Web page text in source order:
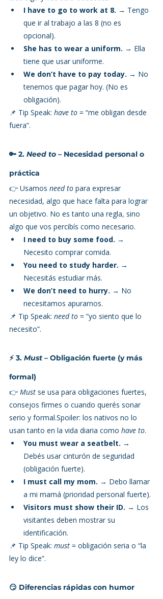
I have to go to work at 8. → Tengo
que ir al trabajo a las 8 (no es
opcional).
She has to wear a uniform. → Ella
tiene que usar uniforme.
We don’t have to pay today. → No
tenemos que pagar hoy. (No es
obligación).
📌 Tip Speak: have to = “me obligan desde
fuera”.
🔑 2. Need to – Necesidad personal o
práctica
👉 Usamos need to para expresar
necesidad, algo que hace falta para lograr
un objetivo. No es tanto una regla, sino
algo que vos percibís como necesario.
I need to buy some food. →
Necesito comprar comida.
You need to study harder. →
Necesitás estudiar más.
We don’t need to hurry. → No
necesitamos apurarnos.
📌 Tip Speak: need to = “yo siento que lo
necesito”.
⚡ 3. Must – Obligación fuerte (y más
formal)
👉 Must se usa para obligaciones fuertes,
consejos firmes o cuando querés sonar
serio y formal.Spoiler: los nativos no lo
usan tanto en la vida diaria como have to.
You must wear a seatbelt. →
Debés usar cinturón de seguridad
(obligación fuerte).
I must call my mom. → Debo llamar
a mi mamá (prioridad personal fuerte).
Visitors must show their ID. → Los
visitantes deben mostrar su
identificación.
📌 Tip Speak: must = obligación seria o “la
ley lo dice”.
😏 Diferencias rápidas con humor